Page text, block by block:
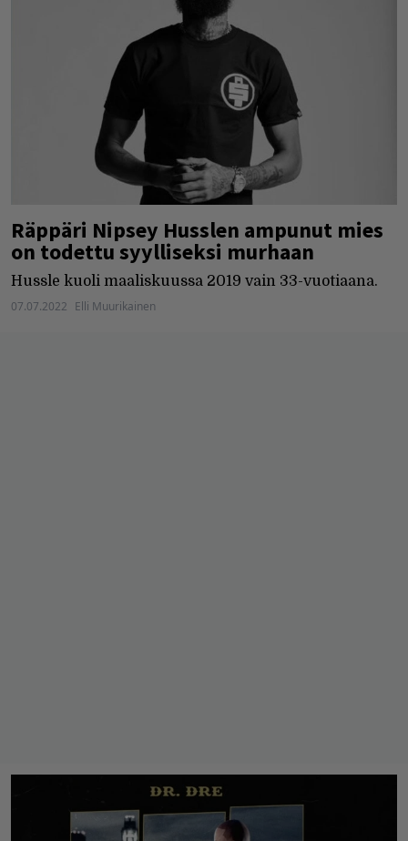
Räppäri Nipsey Husslen ampunut mies
on todettu syylliseksi murhaan
Hussle kuoli maaliskuussa 2019 vain 33-vuotiaana.
07.07.2022 Elli Muurikainen